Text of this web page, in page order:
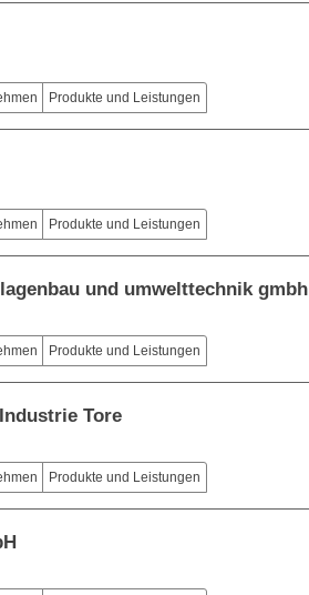
Produkte und Leistungen
Produkte und Leistungen
und umwelttechnik gmbh
Produkte und Leistungen
Tore
Produkte und Leistungen